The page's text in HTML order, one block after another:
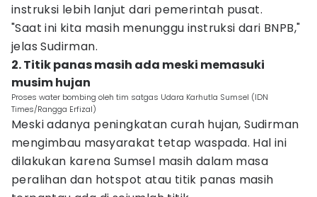
instruksi lebih lanjut dari pemerintah pusat.
"Saat ini kita masih menunggu instruksi dari BNPB,"
jelas Sudirman.
2. Titik panas masih ada meski memasuki
musim hujan
Proses water bombing oleh tim satgas Udara Karhutla Sumsel (IDN
Times/Rangga Erfizal)
Meski adanya peningkatan curah hujan, Sudirman
mengimbau masyarakat tetap waspada. Hal ini
dilakukan karena Sumsel masih dalam masa
peralihan dan hotspot atau titik panas masih